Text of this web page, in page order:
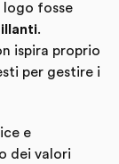
logo fosse
.
ispira proprio
per gestire i
e
dei valori